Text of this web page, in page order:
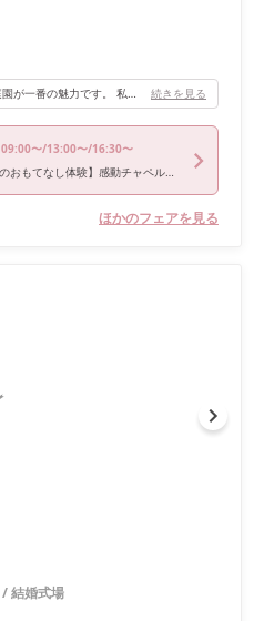
やはりニューオータニ伝統の日本庭園が一番の魅力です。 私たちは乾杯の挨拶とともにカーテンを開けてもらいましたが、雨の日にもかかわらず圧巻でした。 会場は横長な作りで、ゲストとの距離感が近いことも良かったポイントです。 続きを見る
09:00〜/13:00〜/16:30〜
＼ラスト1枠／【9つ星のおもてなし体験】感動チャペル入場×庭園臨む会場見学《来館特典》“食のニューオータニ”ランチビュッフェご招待
ほかのフェアを見る
/結婚式場